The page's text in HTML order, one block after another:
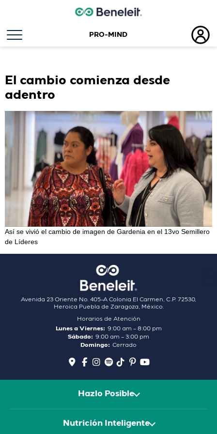
PRO-MIND
El cambio comienza desde
adentro
Así se vivió el cambio de imagen de Gardenia en el 13vo Semillero
de Líderes
Avenida 23 Oriente No. 405–A Colonia El Carmen, C.P. 72530,
Heroica Puebla de Zaragoza, México.
Horarios de Atención
Lunes a Viernes: 9:00 am – 8:00 pm
Sábado: 9:00 am – 3:00 pm
Domingo: Cerrado
Hazlo Posible
Nutrición Inteligente